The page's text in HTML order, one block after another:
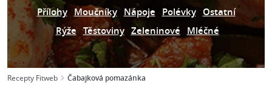
Přílohy Moučníky Nápoje Polévky Ostatní
Rýže Těstoviny Zeleninové Mléčné
Recepty Fitweb Čabajková pomazánka